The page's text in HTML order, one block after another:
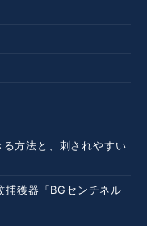
方法と、刺されやすい
捕獲器「BGセンチネル